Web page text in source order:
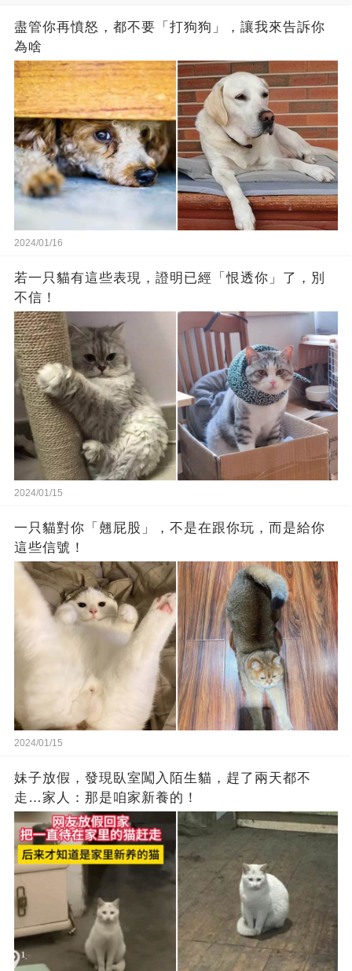
盡管你再憤怒，都不要「打狗狗」，讓我來告訴你
為啥
2024/01/16
若一只貓有這些表現，證明已經「恨透你」了，別
不信！
2024/01/15
一只貓對你「翹屁股」，不是在跟你玩，而是給你
這些信號！
2024/01/15
妹子放假，發現臥室闖入陌生貓，趕了兩天都不
走…家人：那是咱家新養的！